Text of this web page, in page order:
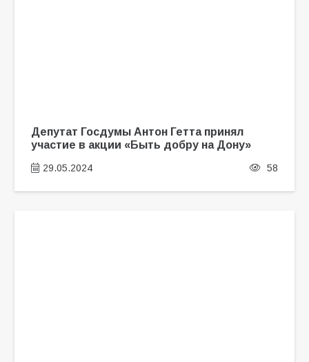
Депутат Госдумы Антон Гетта принял
участие в акции «Быть добру на Дону»
29.05.2024 58